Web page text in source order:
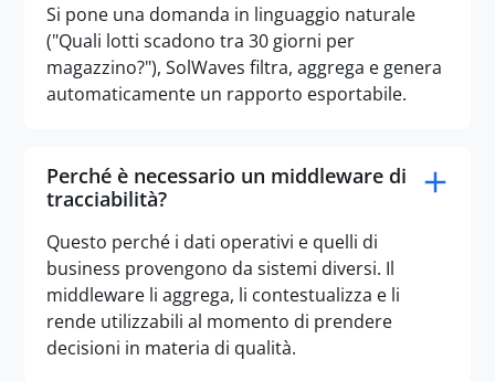
Si pone una domanda in linguaggio naturale
("Quali lotti scadono tra 30 giorni per
magazzino?"), SolWaves filtra, aggrega e genera
automaticamente un rapporto esportabile.
Perché è necessario un middleware di
tracciabilità?
Questo perché i dati operativi e quelli di
business provengono da sistemi diversi. Il
middleware li aggrega, li contestualizza e li
rende utilizzabili al momento di prendere
decisioni in materia di qualità.